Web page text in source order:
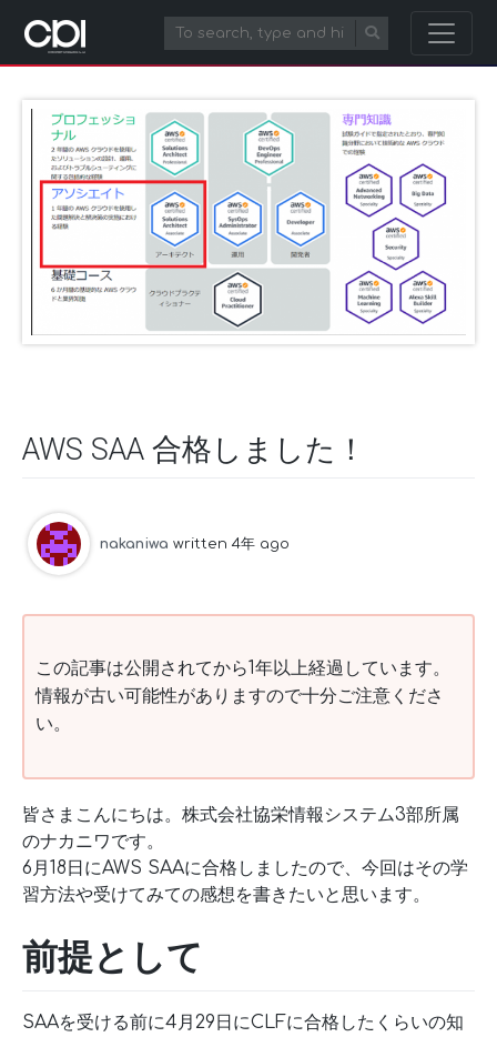
AWS SAA 合格しました！
nakaniwa written 4年 ago
この記事は公開されてから1年以上経過しています。
情報が古い可能性がありますので十分ご注意くださ
い。
皆さまこんにちは。株式会社協栄情報システム3部所属
のナカニワです。
6月18日にAWS SAAに合格しましたので、今回はその学
習方法や受けてみての感想を書きたいと思います。
前提として
SAAを受ける前に4月29日にCLFに合格したくらいの知